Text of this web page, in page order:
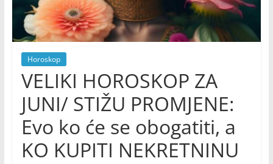
Horoskop
VELIKI HOROSKOP ZA
JUNI/ STIŽU PROMJENE:
Evo ko će se obogatiti, a
KO KUPITI NEKRETNINU